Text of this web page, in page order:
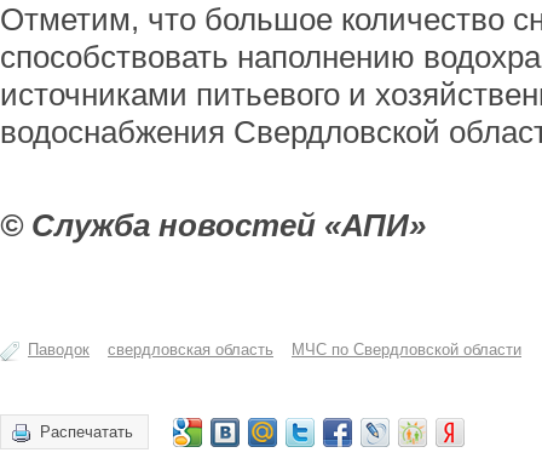
Отметим, что большое количество
способствовать наполнению
источниками питьевого и
водоснабжения Свердловской
© Служба новостей «АПИ»
Паводок свердловская область МЧС по Свердловской области
Распечатать